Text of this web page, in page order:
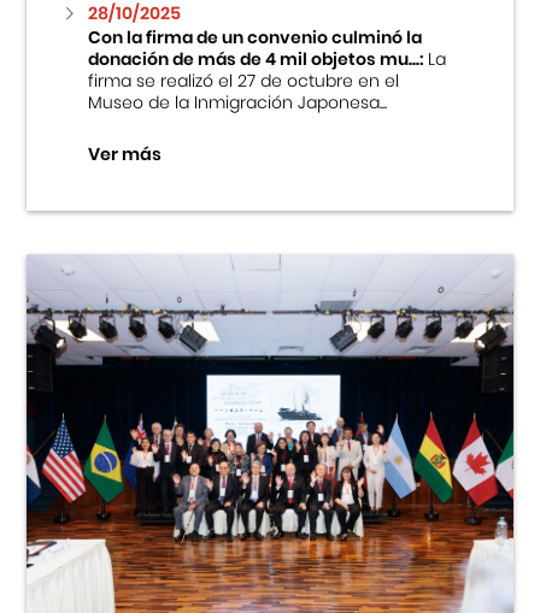
28/10/2025
Con la firma de un convenio culminó la
donación de más de 4 mil objetos mu...:La
firma se realizó el 27 de octubre en el
Museo de la Inmigración Japonesa...
Ver más